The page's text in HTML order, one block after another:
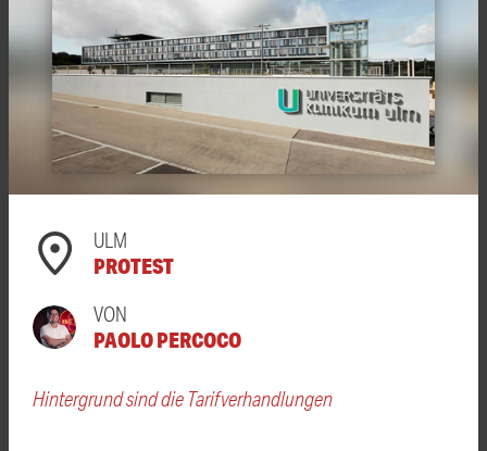
ULM
PROTEST
VON
PAOLO PERCOCO
Hintergrund sind die Tarifverhandlungen